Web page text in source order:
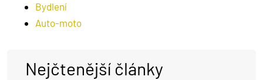
Bydlení
Auto-moto
Nejčtenější články